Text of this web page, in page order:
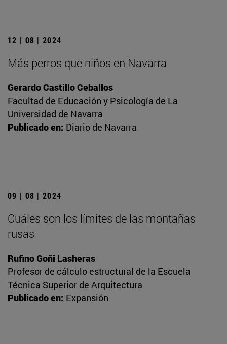
12 | 08 | 2024
Más perros que niños en Navarra
Gerardo Castillo Ceballos
Facultad de Educación y Psicología de La
Universidad de Navarra
Publicado en: Diario de Navarra
09 | 08 | 2024
Cuáles son los límites de las montañas
rusas
Rufino Goñi Lasheras
Profesor de cálculo estructural de la Escuela
Técnica Superior de Arquitectura
Publicado en: Expansión